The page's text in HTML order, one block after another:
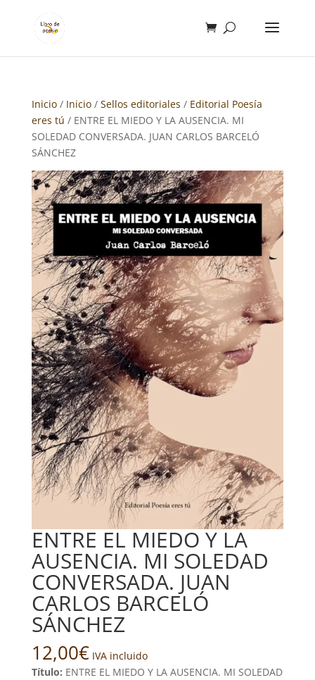
Inicio/ Inicio/ Sellos editoriales / Editorial Poesía
eres tú / ENTRE EL MIEDO Y LA AUSENCIA. MI
SOLEDAD CONVERSADA. JUAN CARLOS BARCELÓ
SÁNCHEZ
ENTRE EL MIEDO Y LA
AUSENCIA. MI SOLEDAD
CONVERSADA. JUAN
CARLOS BARCELÓ
SÁNCHEZ
12,00€ IVA incluido
Título: ENTRE EL MIEDO Y LA AUSENCIA. MI SOLEDAD